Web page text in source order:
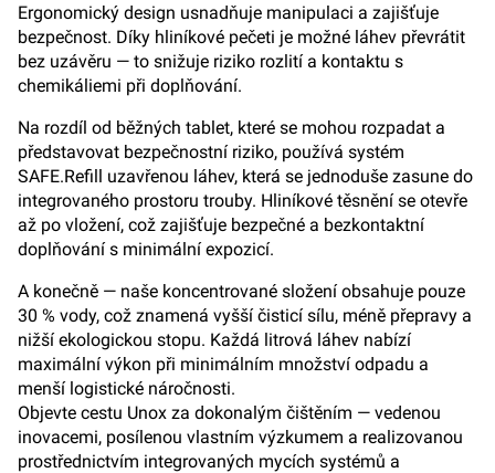
Ergonomický design usnadňuje manipulaci a zajišťuje
bezpečnost. Díky hliníkové pečeti je možné láhev převrátit
bez uzávěru — to snižuje riziko rozlití a kontaktu s
chemikáliemi při doplňování.
Na rozdíl od běžných tablet, které se mohou rozpadat a
představovat bezpečnostní riziko, používá systém
SAFE.Refill uzavřenou láhev, která se jednoduše zasune do
integrovaného prostoru trouby. Hliníkové těsnění se otevře
až po vložení, což zajišťuje bezpečné a bezkontaktní
doplňování s minimální expozicí.
A konečně — naše koncentrované složení obsahuje pouze
30 % vody, což znamená vyšší čisticí sílu, méně přepravy a
nižší ekologickou stopu. Každá litrová láhev nabízí
maximální výkon při minimálním množství odpadu a
menší logistické náročnosti.
Objevte cestu Unox za dokonalým čištěním — vedenou
inovacemi, posílenou vlastním výzkumem a realizovanou
prostřednictvím integrovaných mycích systémů a